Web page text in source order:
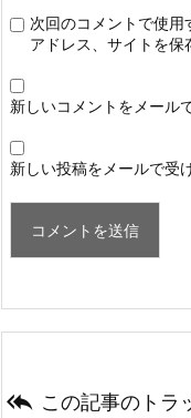
次回のコメントで使
アドレス、サイトを保
新しいコメントをメール
新しい投稿をメールで受
 この記事のトラ